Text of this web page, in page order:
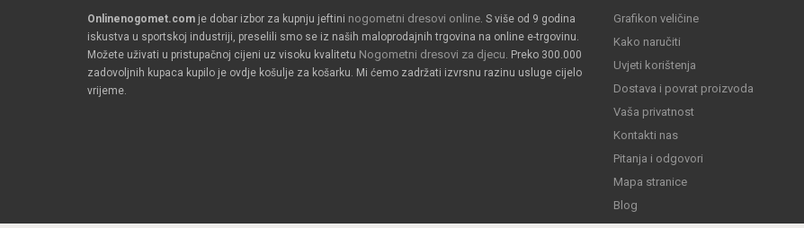
Onlinenogomet.com je dobar izbor za kupnju jeftini nogometni dresovi online. S više od 9 godina
iskustva u sportskoj industriji, preselili smo se iz naših maloprodajnih trgovina na online e-trgovinu.
Možete uživati u pristupačnoj cijeni uz visoku kvalitetu Nogometni dresovi za djecu. Preko 300.000
zadovoljnih kupaca kupilo je ovdje košulje za košarku. Mi ćemo zadržati izvrsnu razinu usluge cijelo
vrijeme.
Grafikon veličine
Kako naručiti
Uvjeti korištenja
Dostava i povrat proizvoda
Vaša privatnost
Kontakti nas
Pitanja i odgovori
Mapa stranice
Blog